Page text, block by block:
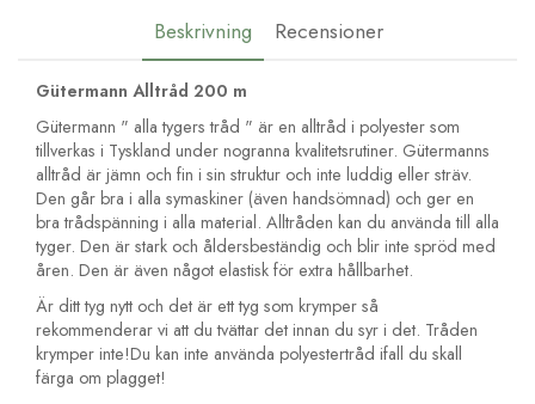
Beskrivning Recensioner
Gütermann Alltråd 200 m
Gütermann " alla tygers tråd " är en alltråd i polyester som
tillverkas i Tyskland under nogranna kvalitetsrutiner. Gütermanns
alltråd är jämn och fin i sin struktur och inte luddig eller sträv.
Den går bra i alla symaskiner (även handsömnad) och ger en
bra trådspänning i alla material. Alltråden kan du använda till alla
tyger. Den är stark och åldersbeständig och blir inte spröd med
åren. Den är även något elastisk för extra hållbarhet.
Är ditt tyg nytt och det är ett tyg som krymper så
rekommenderar vi att du tvättar det innan du syr i det. Tråden
krymper inte!Du kan inte använda polyestertråd ifall du skall
färga om plagget!